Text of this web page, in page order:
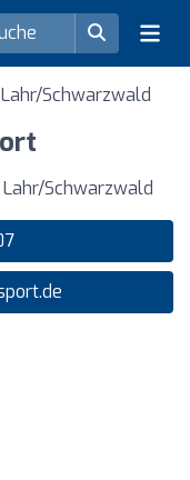
Schwarzwald
Schwarzwald